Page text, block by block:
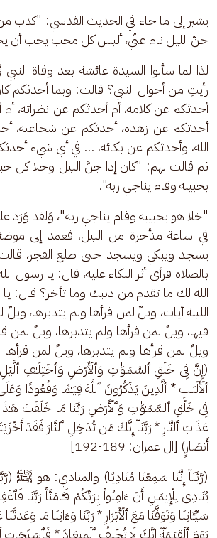
يشير إلى ما جاء في الحديث القدسي: "كذب
جنّ الليل نام عنّي، أليس كل محب يحب أن
لذا لما سألوا السيدة عائشة بعد وفاة
رأيتِ من أحوال النبي؟ قالت: وبما
أحدثكم عن كلامه، أم أحدثكم عن نظراته،
أحدثكم عن زهده، أحدثكم عن شجاعته،
الله، وأحدثكم عن بكائه، … في أي شيء
ثم قالت لهم: "كان إذا جنَّ الليل وخلا كل
بحبيبه وقام يناجي ربه".
"خلا هو بحبيبه وقام يناجي ربه"، وَلقد وَرَد
في ساعة متأخرة من الليل، فعمد إلى
يسجد ويبكي ويسجد حتى طلع الفجر،
بالصلاة فرأى أثر البكاء عليه، قال: يا رسول
الله لك ما تقدم من ذنبك وما تأخر؟ قال: يا
الليلة آيات، ويلٌ لمن قرأها ولم يتدبرها،
فيها، ويلٌ لمن قرأها ولم يتدبرها، ويلٌ لمن
ويلٌ لمن قرأها ولم يتدبرها، ويلٌ لمن قرأها
(إِنَّ فِی خَلۡقِ ٱلسَّمَـٰوَ ٰ⁠تِ وَٱلۡأَرۡضِ وَٱخۡتِلَـٰفِ ٱلَّیۡلِ
ٱلۡأَلۡبَـٰبِ * ٱلَّذِینَ یَذۡكُرُونَ ٱللَّهَ قِیَـٰمࣰا وَقُعُودࣰا
فِی خَلۡقِ ٱلسَّمَـٰوَ ٰ⁠تِ وَٱلۡأَرۡضِ رَبَّنَا مَا خَلَقۡتَ
عَذَابَ ٱلنَّارِ * رَبَّنَاۤ إِنَّكَ مَن تُدۡخِلِ ٱلنَّارَ فَقَدۡ
أَنصَارࣲ) [ال عمران: 189-192]
(رَّبَّنَاۤ إِنَّنَا سَمِعۡنَا مُنَادِیࣰا) والمنادي: هو ﷺ
یُنَادِی لِلۡإِیمَـٰنِ أَنۡ ءَامِنُوا۟ بِرَبِّكُمۡ فَـَٔامَنَّاۚ رَبَّنَا
سَیِّـَٔاتِنَا وَتَوَفَّنَا مَعَ ٱلۡأَبۡرَارِ * رَبَّنَا وَءَاتِنَا مَا
یَوۡمَ ٱلۡقِیَـٰمَةِۖ إِنَّكَ لَا تُخۡلِفُ ٱلۡمِیعَادَ * فَٱسۡتَجَابَ